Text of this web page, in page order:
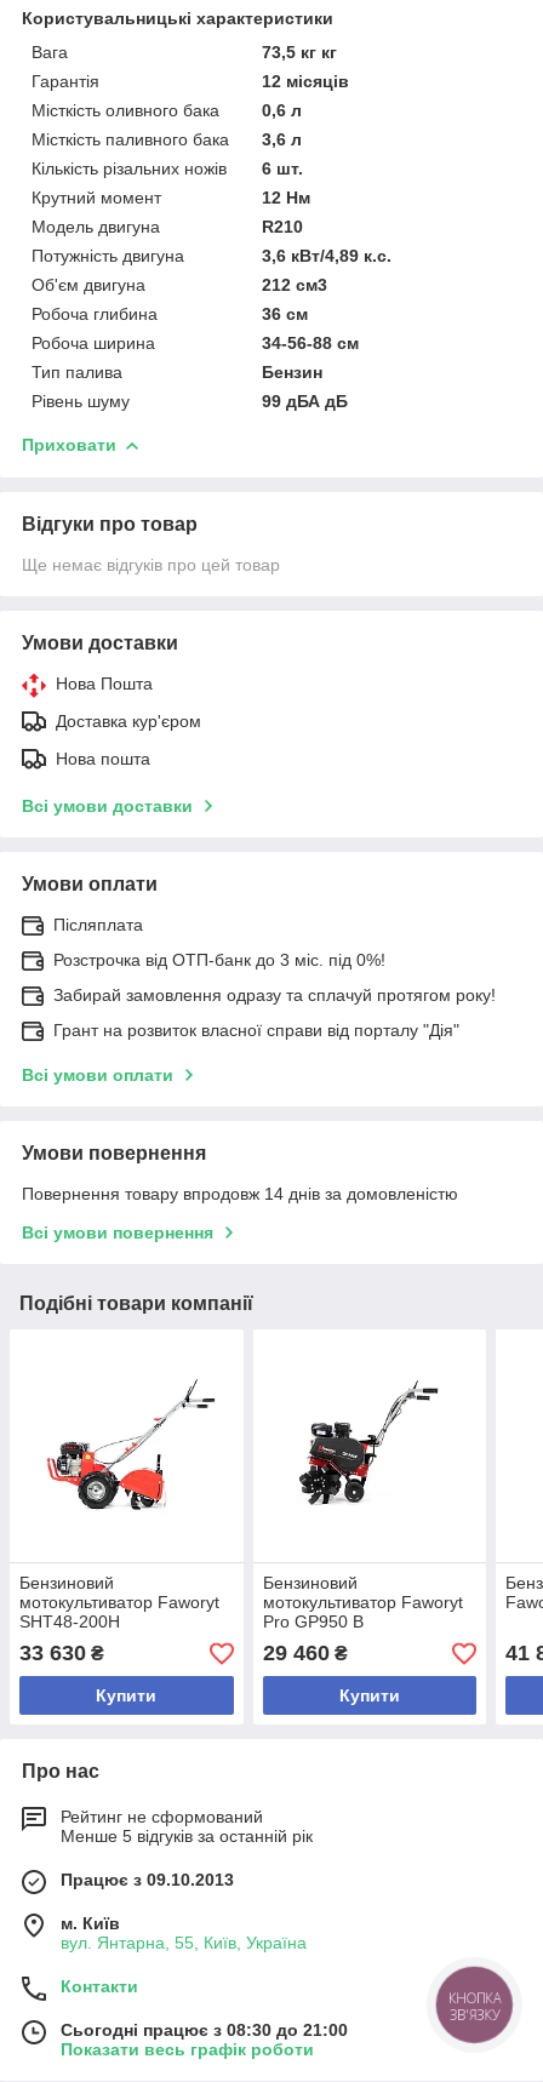
Користувальницькі характеристики
Вага
73,5 кг кг
Гарантія
12 місяців
Місткість оливного бака
0,6 л
Місткість паливного бака
3,6 л
Кількість різальних ножів
6 шт.
Крутний момент
12 Нм
Модель двигуна
R210
Потужність двигуна
3,6 кВт/4,89 к.с.
Об'єм двигуна
212 см3
Робоча глибина
36 см
Робоча ширина
34-56-88 см
Тип палива
Бензин
Рівень шуму
99 дБА дБ
Приховати
Відгуки про товар
Ще немає відгуків про цей товар
Умови доставки
Нова Пошта
Доставка кур'єром
Нова пошта
Всі умови доставки
Умови оплати
Післяплата
Розстрочка від ОТП-банк до 3 міс. під 0%!
Забирай замовлення одразу та сплачуй протягом року!
Грант на розвиток власної справи від порталу "Дія"
Всі умови оплати
Умови повернення
Повернення товару впродовж 14 днів за домовленістю
Всі умови повернення
Подібні товари компанії
Бензиновий
мотокультиватор Faworyt
SHT48-200H
33 630 ₴
Купити
Бензиновий
мотокультиватор Faworyt
Pro GP950 B
29 460₴
Купити
41
Про нас
Рейтинг не сформований
Менше 5 відгуків за останній рік
Працює з 09.10.2013
м. Київ
вул. Янтарна, 55, Київ, Україна
Контакти
Сьогодні працює з 08:30 до 21:00
Показати весь графік роботи
КНОПКА
ЗВ'ЯЗКУ